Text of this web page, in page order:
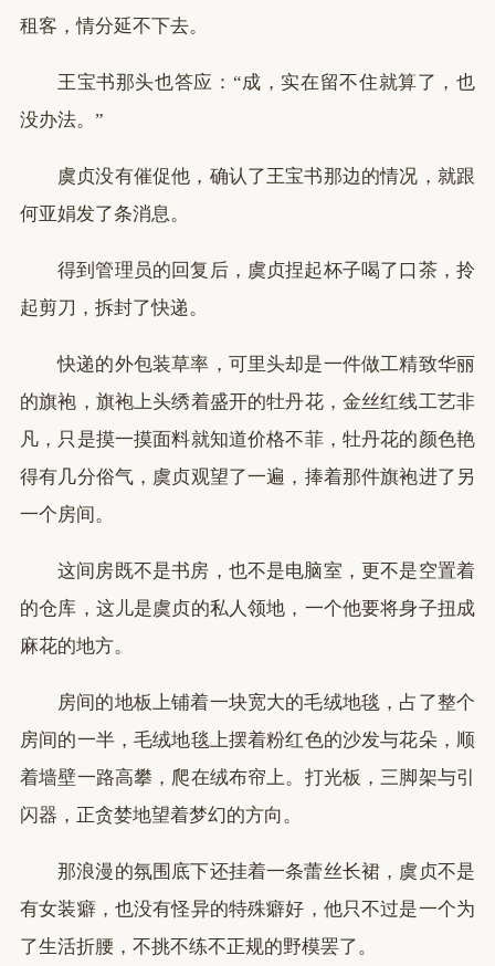
租客，情分延不下去。
王宝书那头也答应：“成，实在留不住就算了，也
没办法。”
虞贞没有催促他，确认了王宝书那边的情况，就跟
何亚娟发了条消息。
得到管理员的回复后，虞贞捏起杯子喝了口茶，拎
起剪刀，拆封了快递。
快递的外包装草率，可里头却是一件做工精致华丽
的旗袍，旗袍上头绣着盛开的牡丹花，金丝红线工艺非
凡，只是摸一摸面料就知道价格不菲，牡丹花的颜色艳
得有几分俗气，虞贞观望了一遍，捧着那件旗袍进了另
一个房间。
这间房既不是书房，也不是电脑室，更不是空置着
的仓库，这儿是虞贞的私人领地，一个他要将身子扭成
麻花的地方。
房间的地板上铺着一块宽大的毛绒地毯，占了整个
房间的一半，毛绒地毯上摆着粉红色的沙发与花朵，顺
着墙壁一路高攀，爬在绒布帘上。打光板，三脚架与引
闪器，正贪婪地望着梦幻的方向。
那浪漫的氛围底下还挂着一条蕾丝长裙，虞贞不是
有女装癖，也没有怪异的特殊癖好，他只不过是一个为
了生活折腰，不挑不练不正规的野模罢了。